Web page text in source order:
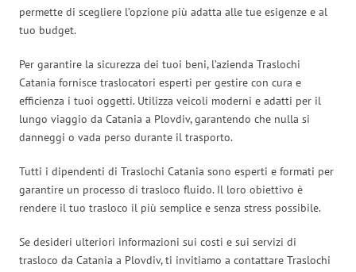
permette di scegliere l’opzione più adatta alle tue esigenze e al
tuo budget.
Per garantire la sicurezza dei tuoi beni, l’azienda Traslochi
Catania fornisce traslocatori esperti per gestire con cura e
efficienza i tuoi oggetti. Utilizza veicoli moderni e adatti per il
lungo viaggio da Catania a Plovdiv, garantendo che nulla si
danneggi o vada perso durante il trasporto.
Tutti i dipendenti di Traslochi Catania sono esperti e formati per
garantire un processo di trasloco fluido. Il loro obiettivo è
rendere il tuo trasloco il più semplice e senza stress possibile.
Se desideri ulteriori informazioni sui costi e sui servizi di
trasloco da Catania a Plovdiv, ti invitiamo a contattare Traslochi